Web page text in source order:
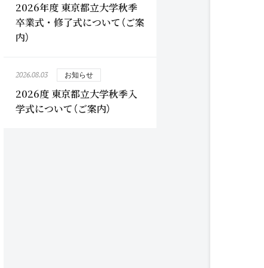
2026年度 東京都立大学秋季
卒業式・修了式について（ご案
内）
2026.08.03 お知らせ
2026度 東京都立大学秋季入
学式について（ご案内）